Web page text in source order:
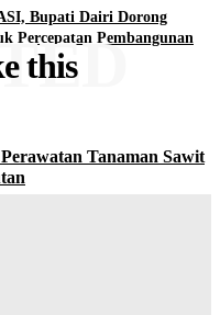
Bupati Dairi Dorong
Percepatan Pembangunan
this
Tanaman Sawit